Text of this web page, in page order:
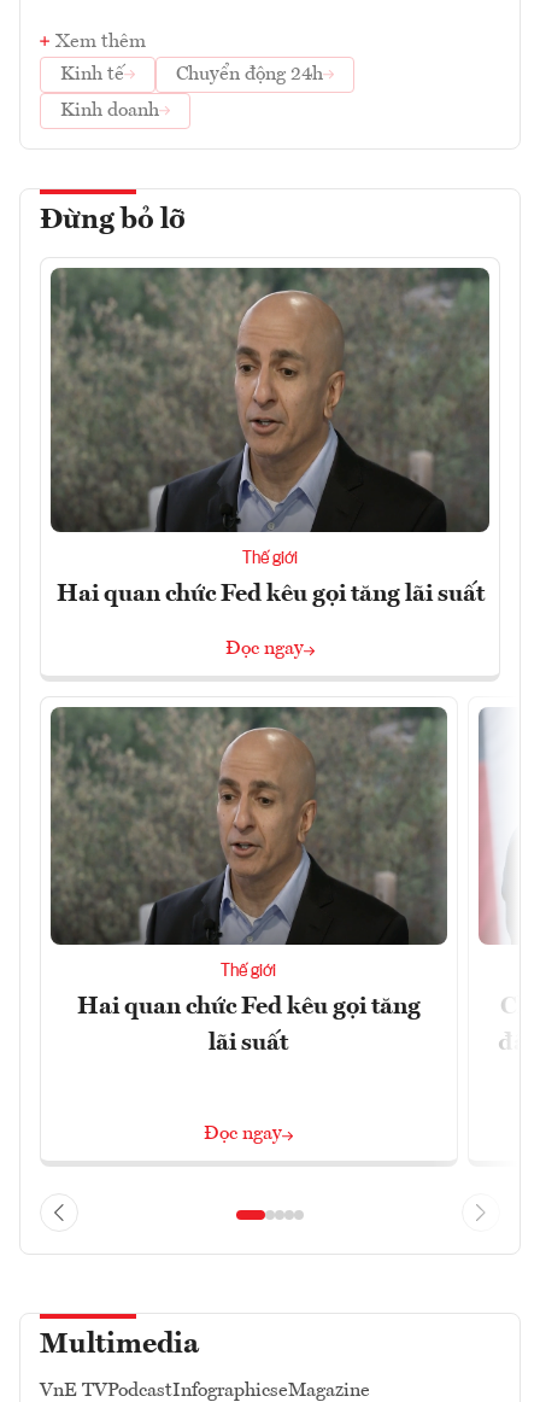
Xem thêm
Kinh tế
Chuyển động 24h
Kinh doanh
Đừng bỏ lỡ
Thế giới
Hai quan chức Fed kêu gọi tăng lãi suất
Đọc ngay
Thế giới
Hai quan chức Fed kêu gọi tăng
lãi suất
Đọc ngay
đã
Multimedia
VnE TVPodcastInfographicseMagazine